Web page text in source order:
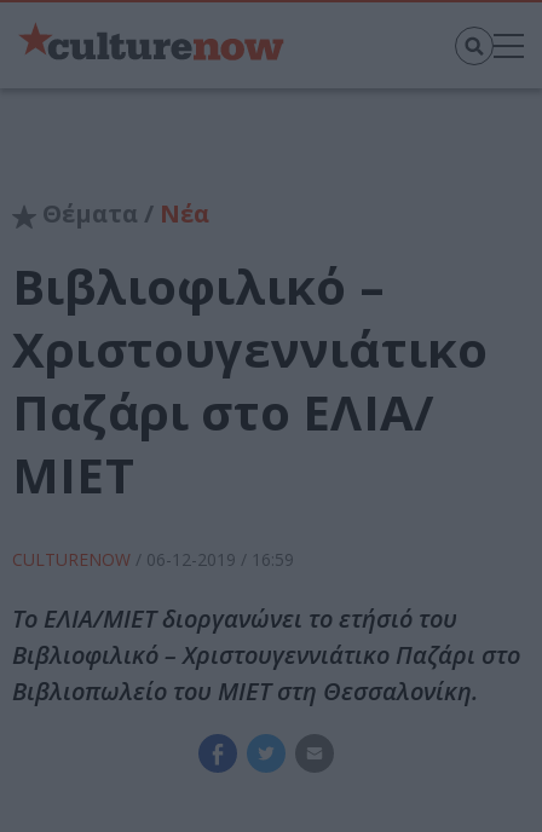
Θέματα / Νέα
Βιβλιοφιλικό –
Χριστουγεννιάτικο
Παζάρι στο ΕΛΙΑ/
ΜΙΕΤ
CULTURENOW / 06-12-2019 / 16:59
Το ΕΛΙΑ/ΜΙΕΤ διοργανώνει το ετήσιό του
Βιβλιοφιλικό – Χριστουγεννιάτικο Παζάρι στο
Βιβλιοπωλείο του ΜΙΕΤ στη Θεσσαλονίκη.